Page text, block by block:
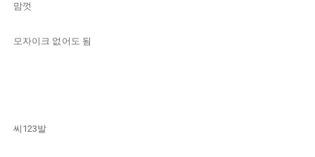
맘껏
모자이크 없어도 됨
씨123발